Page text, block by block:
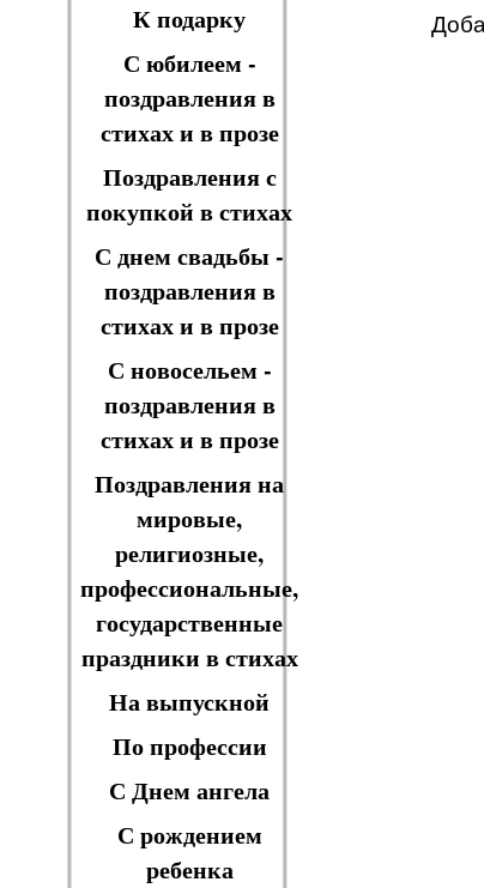
К подарку
С юбилеем -
поздравления в
стихах и в прозе
Поздравления с
покупкой в стихах
С днем свадьбы -
поздравления в
стихах и в прозе
С новосельем -
поздравления в
стихах и в прозе
Поздравления на
мировые,
религиозные,
профессиональные,
государственные
праздники в стихах
На выпускной
По профессии
С Днем ангела
С рождением
ребенка